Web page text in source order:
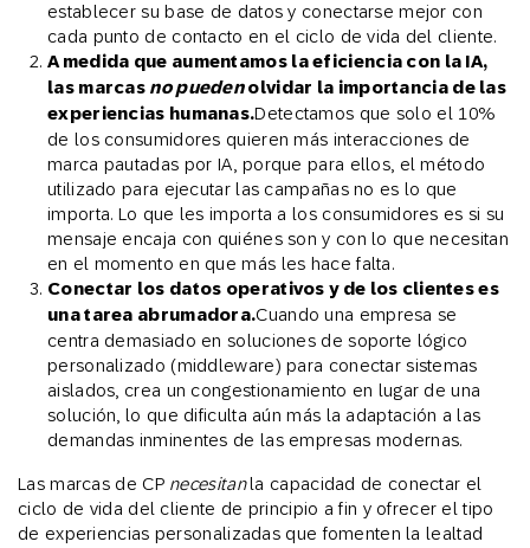
establecer su base de datos y conectarse mejor con
cada punto de contacto en el ciclo de vida del cliente.
A medida que aumentamos la eficiencia con la IA,
las marcas no puedenolvidar la importancia de las
experiencias humanas.Detectamos que solo el 10%
de los consumidores quieren más interacciones de
marca pautadas por IA, porque para ellos, el método
utilizado para ejecutar las campañas no es lo que
importa. Lo que les importa a los consumidores es si su
mensaje encaja con quiénes son y con lo que necesitan
en el momento en que más les hace falta.
Conectar los datos operativos y de los clientes es
una tarea abrumadora.Cuando una empresa se
centra demasiado en soluciones de soporte lógico
personalizado (middleware) para conectar sistemas
aislados, crea un congestionamiento en lugar de una
solución, lo que dificulta aún más la adaptación a las
demandas inminentes de las empresas modernas.
Las marcas de CP necesitanla capacidad de conectar el
ciclo de vida del cliente de principio a fin y ofrecer el tipo
de experiencias personalizadas que fomenten la lealtad